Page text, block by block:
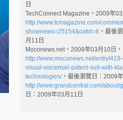
日
TechConnect Magazine，2009年03
http://www.tcmagazine.com/
shownews=25154&catid=6 ，最後
月11日
Moconews.net，2009年03月10日，
http://www.moconews.net/entry/
visual-voicemail-patent-suit-with-
technologies/，最後瀏覽日：2009
http://www.grandcentral.com/about/
日：2009年03月11日